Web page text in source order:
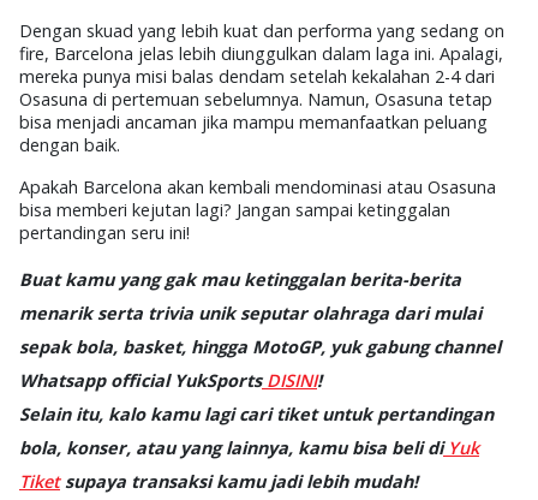
Dengan skuad yang lebih kuat dan performa yang sedang on
fire, Barcelona jelas lebih diunggulkan dalam laga ini. Apalagi,
mereka punya misi balas dendam setelah kekalahan 2-4 dari
Osasuna di pertemuan sebelumnya. Namun, Osasuna tetap
bisa menjadi ancaman jika mampu memanfaatkan peluang
dengan baik.
Apakah Barcelona akan kembali mendominasi atau Osasuna
bisa memberi kejutan lagi? Jangan sampai ketinggalan
pertandingan seru ini!
Buat kamu yang gak mau ketinggalan berita-berita
menarik serta trivia unik seputar olahraga dari mulai
sepak bola, basket, hingga MotoGP, yuk gabung channel
Whatsapp official YukSportsDISINI!
Selain itu, kalo kamu lagi cari tiket untuk pertandingan
bola, konser, atau yang lainnya, kamu bisa beli di Yuk
Tiketsupaya transaksi kamu jadi lebih mudah!